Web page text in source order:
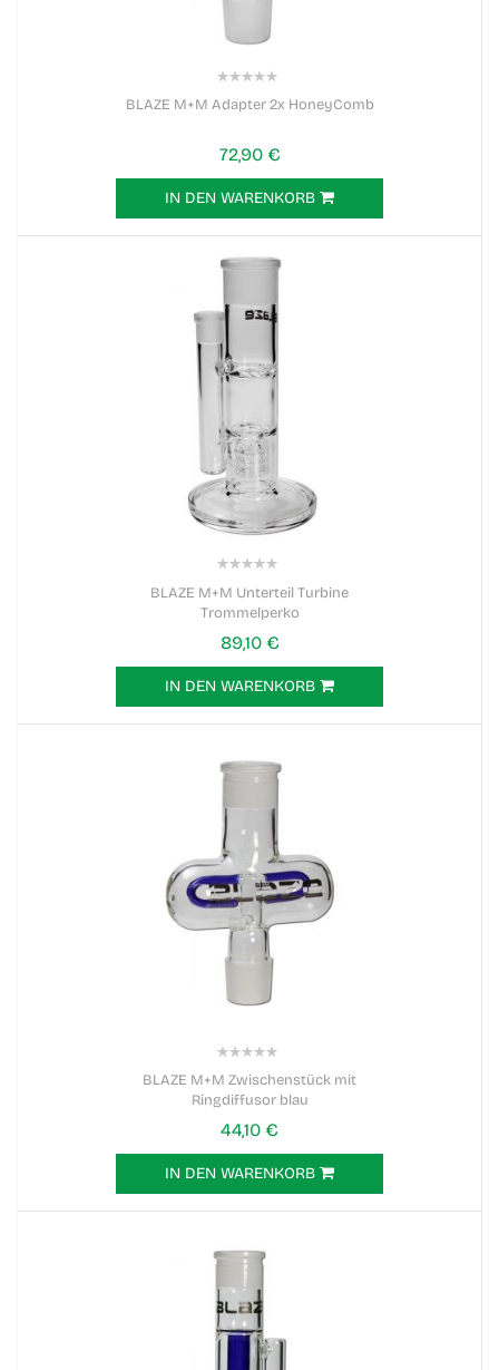
BLAZE M+M Adapter 2x HoneyComb
72,90 €
IN DEN WARENKORB
BLAZE M+M Unterteil Turbine
Trommelperko
89,10 €
IN DEN WARENKORB
BLAZE M+M Zwischenstück mit
Ringdiffusor blau
44,10 €
IN DEN WARENKORB